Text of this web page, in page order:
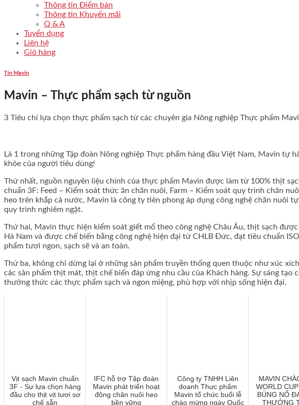
Thông tin Điểm bán
Thông tin Khuyến mãi
Q & A
Tuyển dụng
Liên hệ
Giỏ hàng
Tin Mavin
Mavin – Thực phẩm sạch từ nguồn
3 Tiêu chí lựa chọn thực phẩm sạch từ các chuyên gia Nông nghiệp Thực phẩm
Là 1 trong những Tập đoàn Nông nghiệp Thực phẩm hàng đầu Việt Nam, Mavin tự
khỏe của người tiêu dùng!
Thứ nhất, nguồn nguyên liệu chính của thực phẩm Mavin được làm từ 100% thịt
chuẩn 3F: Feed – Kiểm soát thức ăn chăn nuôi, Farm – Kiểm soát quy trình chăn
heo trên khắp cả nước, Mavin là công ty tiên phong áp dụng công nghệ chăn nuôi
quy trình nghiêm ngặt.
Thứ hai, Mavin thực hiện kiểm soát giết mổ theo công nghệ Châu Âu, thịt sạch
Hà Nam và được chế biến bằng công nghệ hiện đại từ CHLB Đức, đạt tiêu chuẩn
phẩm tươi ngon, sạch sẽ và an toàn.
Thứ ba, không chỉ dừng lại ở những sản phẩm truyền thống quen thuộc như xúc
các sản phẩm thịt mát, thịt chế biến đáp ứng nhu cầu của Khách hàng. Sự sáng
thưởng thức các thực phẩm sạch và ngon miệng, phù hợp với nhịp sống hiện đại.
Vịt sạch Mavin chuẩn
3F - Sự lựa chọn hàng
đầu cho thịt vịt tươi sơ
chế sẵn
IFC hỗ trợ Tập đoàn
Mavin phát triển hoạt
động chăn nuôi heo
bền vững
Công ty TNHH Liên
doanh Thực phẩm
Mavin tổ chức buổi lễ
chào mừng ngày Quốc
MAVIN
WORLD
BÙNG NỔ
THƯỞNG